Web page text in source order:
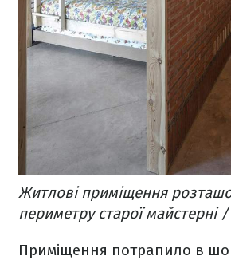
Житлові приміщення
периметру старої майстерні
Приміщення потрапило в